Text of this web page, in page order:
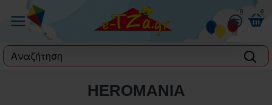
0 0
label
HEROMANIA